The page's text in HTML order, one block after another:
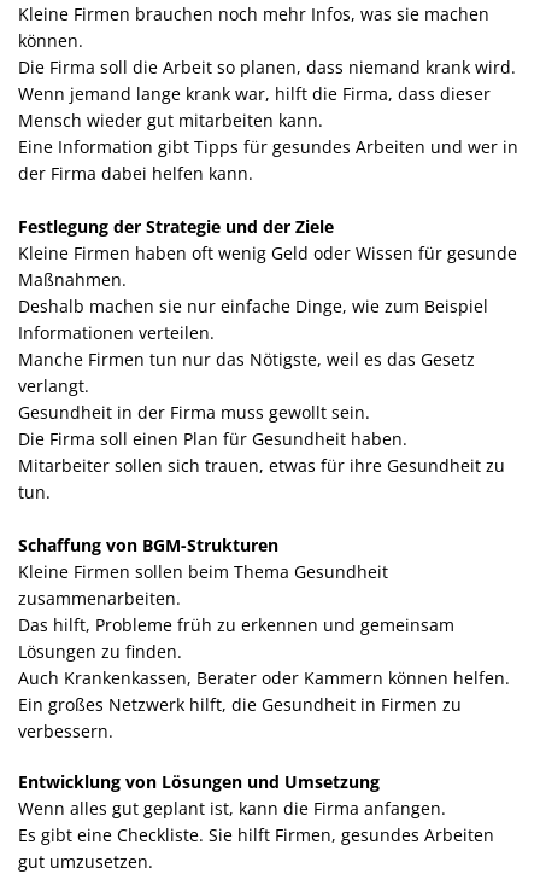
Kleine Firmen brauchen noch mehr Infos, was sie machen
können.
Die Firma soll die Arbeit so planen, dass niemand krank wird.
Wenn jemand lange krank war, hilft die Firma, dass dieser
Mensch wieder gut mitarbeiten kann.
Eine Information gibt Tipps für gesundes Arbeiten und wer in
der Firma dabei helfen kann.
Festlegung der Strategie und der Ziele
Kleine Firmen haben oft wenig Geld oder Wissen für gesunde
Maßnahmen.
Deshalb machen sie nur einfache Dinge, wie zum Beispiel
Informationen verteilen.
Manche Firmen tun nur das Nötigste, weil es das Gesetz
verlangt.
Gesundheit in der Firma muss gewollt sein.
Die Firma soll einen Plan für Gesundheit haben.
Mitarbeiter sollen sich trauen, etwas für ihre Gesundheit zu
tun.
Schaffung von BGM-Strukturen
Kleine Firmen sollen beim Thema Gesundheit
zusammenarbeiten.
Das hilft, Probleme früh zu erkennen und gemeinsam
Lösungen zu finden.
Auch Krankenkassen, Berater oder Kammern können helfen.
Ein großes Netzwerk hilft, die Gesundheit in Firmen zu
verbessern.
Entwicklung von Lösungen und Umsetzung
Wenn alles gut geplant ist, kann die Firma anfangen.
Es gibt eine Checkliste. Sie hilft Firmen, gesundes Arbeiten
gut umzusetzen.